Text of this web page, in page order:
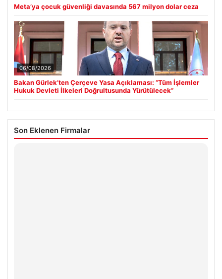
Meta’ya çocuk güvenliği davasında 567 milyon dolar ceza
06/08/2026
Bakan Gürlek’ten Çerçeve Yasa Açıklaması: “Tüm İşlemler
Hukuk Devleti İlkeleri Doğrultusunda Yürütülecek”
Son Eklenen Firmalar